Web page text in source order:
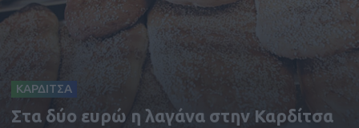
ΚΑΡΔΙΤΣΑ
Στα δύο ευρώ η λαγάνα στην Καρδίτσα